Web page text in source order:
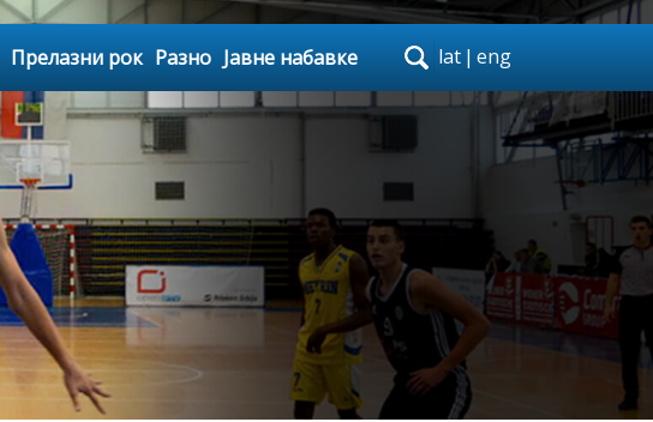
Прелазни рок Разно Јавне набавке lat | eng